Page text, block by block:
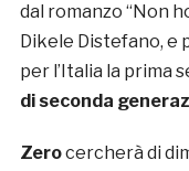
dal romanzo “Non
Dikele Distefano, e
per l’Italia la prima
di seconda
Zerocercherà di